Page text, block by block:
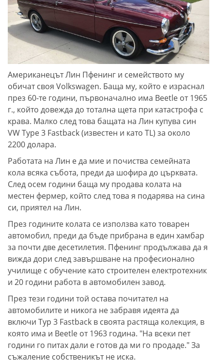
Американецът Лин Пфенинг и семейството му
обичат своя Volkswagen. Баща му, който е израснал
през 60-те години, първоначално има Beetle от 1965
г., който довежда до тотална щета при катастрофа с
крава. Малко след това бащата на Лин купува син
VW Type 3 Fastback (известен и като TL) за около
2200 долара.
Работата на Лин е да мие и почиства семейната
кола всяка събота, преди да шофира до църквата.
След осем години баща му продава колата на
местен фермер, който след това я подарява на сина
си, приятел на Лин.
През годините колата се използва като товарен
автомобил, преди да бъде прибрана в един хамбар
за почти две десетилетия. Пфенинг продължава да я
вижда дори след завършване на професионално
училище с обучение като строителен електротехник
и 20 години работа в автомобилен завод.
През тези години той остава почитател на
автомобилите и никога не забравя идеята да
включи Typ 3 Fastback в своята растяща колекция, в
която има и Beetle от 1963 година. "На всеки пет
години го питах дали е готов да ми го продаде." За
съжаление собственикът не иска.